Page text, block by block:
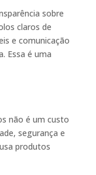
sobre
claros de
e comunicação
Essa é uma
não é um custo
segurança e
produtos